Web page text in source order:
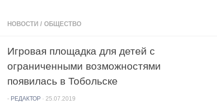
НОВОСТИ / ОБЩЕСТВО
Игровая площадка для детей с
ограниченными возможностями
появилась в Тобольске
- РЕДАКТОР · 25.07.2019